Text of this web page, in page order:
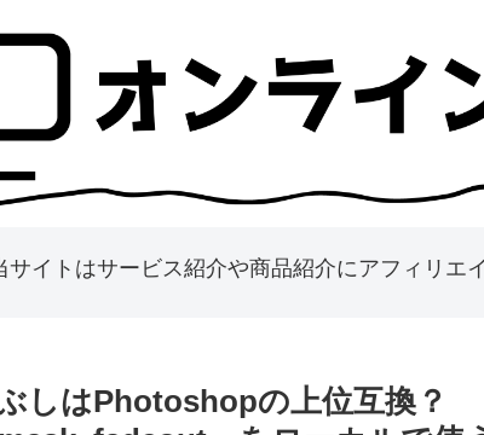
サイトはサービス紹介や商品紹介にアフィリエ
しはPhotoshopの上位互換？